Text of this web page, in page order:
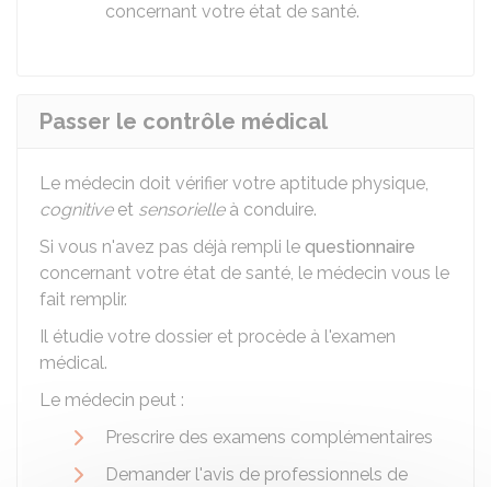
concernant votre état de santé.
Passer le contrôle médical
Le médecin doit vérifier votre aptitude physique,
cognitiveet sensorielleà conduire.
Si vous n'avez pas déjà rempli le questionnaire
concernant votre état de santé, le médecin vous le
fait remplir.
Il étudie votre dossier et procède à l'examen
médical.
Le médecin peut :
Prescrire des examens complémentaires
Demander l'avis de professionnels de